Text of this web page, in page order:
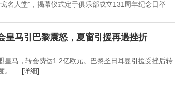
名人堂”，揭幕仪式定于俱乐部成立131周年纪念日举
皇马引巴黎震怒，夏窗引援再遇挫折
皇马，转会费达1.2亿欧元。巴黎圣日耳曼引援受挫后转
。 ... [详细]